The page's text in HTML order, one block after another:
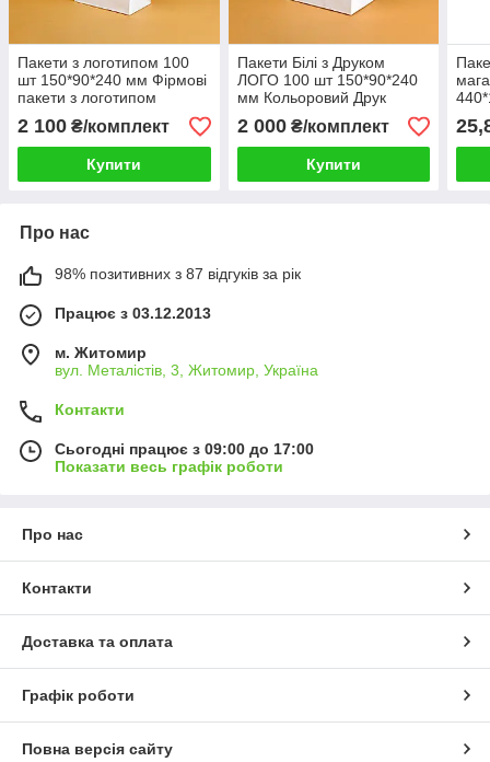
Пакети з логотипом 100
шт 150*90*240 мм Фірмові
пакети з логотипом
паперові Кольоровий друк
2 100 ₴/комплект
Купити
Пакети Білі з Друком
ЛОГО 100 шт 150*90*240
мм Кольоровий Друк
Ручок
2 000₴/комплект
Купити
Про нас
98% позитивних з 87 відгуків за рік
Працює з 03.12.2013
м. Житомир
вул. Металістів, 3, Житомир, Україна
Контакти
Сьогодні працює з 09:00 до 17:00
Показати весь графік роботи
Про нас
Контакти
Доставка та оплата
Графік роботи
Повна версія сайту